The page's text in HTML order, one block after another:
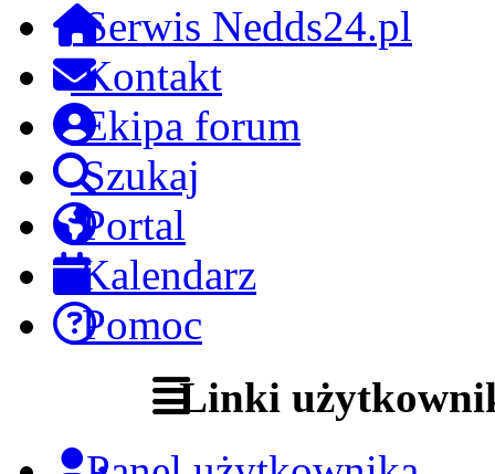
Serwis Nedds24.pl
Kontakt
Ekipa forum
Szukaj
Portal
Kalendarz
Pomoc
Linki